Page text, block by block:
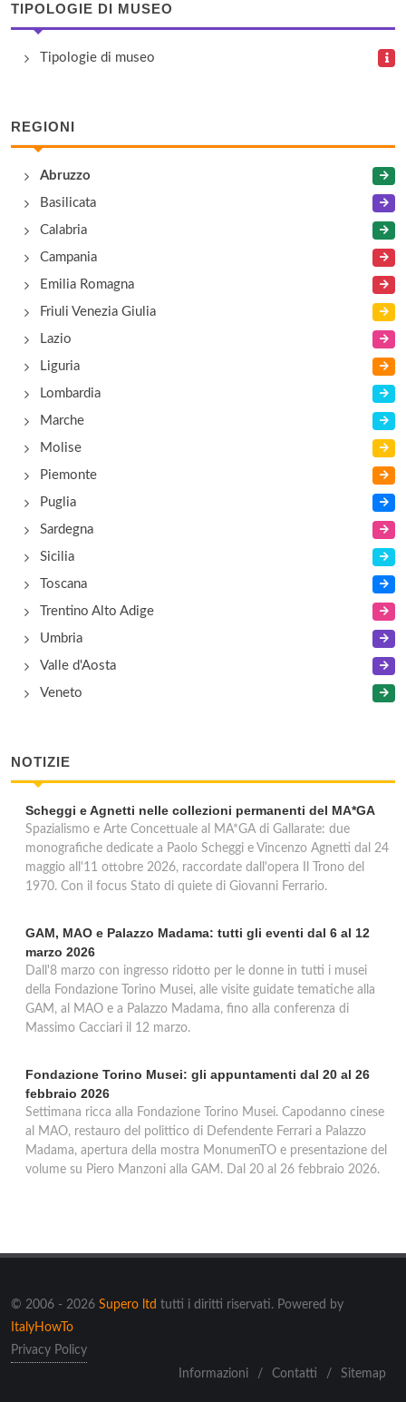
Museo del Camoscio
via San Rocco 1, Farindola
Museo della Civiltà Contadina
Museo Delle Arti
largo Madonna del Piano , Nocciano
TIPOLOGIE DI MUSEO
Tipologie di museo
REGIONI
Abruzzo
Basilicata
Calabria
Campania
Emilia Romagna
Friuli Venezia Giulia
Lazio
Liguria
Lombardia
Marche
Molise
Piemonte
Puglia
Sardegna
Sicilia
Toscana
Trentino Alto Adige
Umbria
Valle d'Aosta
Veneto
NOTIZIE
Scheggi e Agnetti nelle collezioni permanenti del MA*GA
Spazialismo e Arte Concettuale al MA*GA di Gallarate: due
monografiche dedicate a Paolo Scheggi e Vincenzo Agnetti dal 24
maggio all'11 ottobre 2026, raccordate dall'opera Il Trono del
1970. Con il focus Stato di quiete di Giovanni Ferrario.
GAM, MAO e Palazzo Madama: tutti gli eventi dal 6 al 12
marzo 2026
Dall'8 marzo con ingresso ridotto per le donne in tutti i musei
della Fondazione Torino Musei, alle visite guidate tematiche alla
GAM, al MAO e a Palazzo Madama, fino alla conferenza di
Massimo Cacciari il 12 marzo.
Fondazione Torino Musei: gli appuntamenti dal 20 al 26
febbraio 2026
Settimana ricca alla Fondazione Torino Musei. Capodanno cinese
al MAO, restauro del polittico di Defendente Ferrari a Palazzo
Madama, apertura della mostra MonumenTO e presentazione del
volume su Piero Manzoni alla GAM. Dal 20 al 26 febbraio 2026.
© 2006 - 2026 Supero ltd tutti i diritti riservati. Powered by
ItalyHowTo
Privacy Policy
Informazioni
/ Contatti / Sitemap